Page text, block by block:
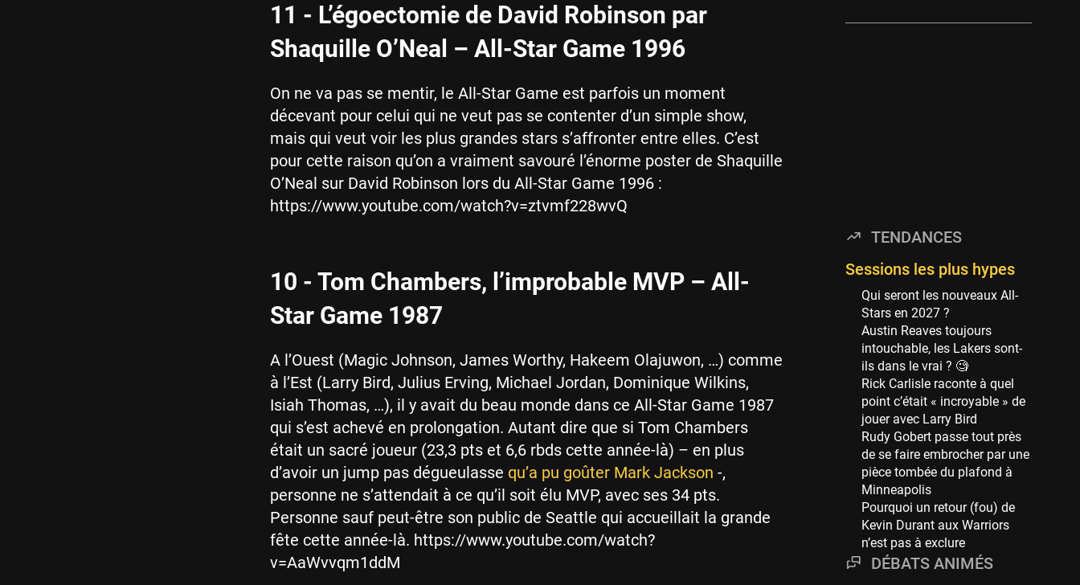
11 - L’égoectomie de David Robinson par
Shaquille O’Neal – All-Star Game 1996
On ne va pas se mentir, le All-Star Game est parfois un moment
décevant pour celui qui ne veut pas se contenter d’un simple show,
mais qui veut voir les plus grandes stars s’affronter entre elles. C’est
pour cette raison qu’on a vraiment savouré l’énorme poster de Shaquille
O’Neal sur David Robinson lors du All-Star Game 1996 :
https://www.youtube.com/watch?v=ztvmf228wvQ
10 - Tom Chambers, l’improbable MVP – All-
Star Game 1987
A l’Ouest (Magic Johnson, James Worthy, Hakeem Olajuwon, …) comme
à l’Est (Larry Bird, Julius Erving, Michael Jordan, Dominique Wilkins,
Isiah Thomas, …), il y avait du beau monde dans ce All-Star Game 1987
qui s’est achevé en prolongation. Autant dire que si Tom Chambers
était un sacré joueur (23,3 pts et 6,6 rbds cette année-là) – en plus
d’avoir un jump pas dégueulasse qu’a pu goûter Mark Jackson -,
personne ne s’attendait à ce qu’il soit élu MVP, avec ses 34 pts.
Personne sauf peut-être son public de Seattle qui accueillait la grande
fête cette année-là. https://www.youtube.com/watch?
v=AaWvvqm1ddM
New York Knicks
Philadelphia Sixers
89 sessions
Milwaukee Bucks
82 sessions
Hoop Culture
73 sessions
Oklahoma City Thunder
69 sessions
Phoenix Suns
69 sessions
Miami Heat
63 sessions
Los Angeles Clippers
61 sessions
Indiana Pacers
TENDANCES
Sessions les plus hypes
Qui seront les nouveaux All-
Stars en 2027 ?
Austin Reaves toujours
intouchable, les Lakers sont-
ils dans le vrai ? 🧐
Rick Carlisle raconte à quel
point c’était « incroyable » de
jouer avec Larry Bird
Rudy Gobert passe tout près
de se faire embrocher par une
pièce tombée du plafond à
Minneapolis
Pourquoi un retour (fou) de
Kevin Durant aux Warriors
n’est pas à exclure
DÉBATS ANIMÉS